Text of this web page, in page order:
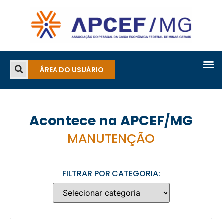
ÁREA DO USUÁRIO
Acontece na APCEF/MG
MANUTENÇÃO
FILTRAR POR CATEGORIA: